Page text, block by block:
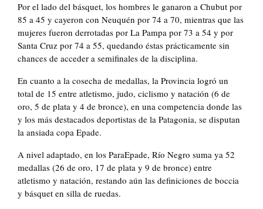
Por el lado del básquet, los hombres le ganaron a Chubut por
85 a 45 y cayeron con Neuquén por 74 a 70, mientras que las
mujeres fueron derrotadas por La Pampa por 73 a 54 y por
Santa Cruz por 74 a 55, quedando éstas prácticamente sin
chances de acceder a semifinales de la disciplina.
En cuanto a la cosecha de medallas, la Provincia logró un
total de 15 entre atletismo, judo, ciclismo y natación (6 de
oro, 5 de plata y 4 de bronce), en una competencia donde las
y los más destacados deportistas de la Patagonia, se disputan
la ansiada copa Epade.
A nivel adaptado, en los ParaEpade, Río Negro suma ya 52
medallas (26 de oro, 17 de plata y 9 de bronce) entre
atletismo y natación, restando aún las definiciones de boccia
y básquet en silla de ruedas.